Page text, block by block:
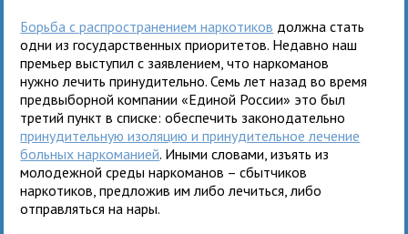
Борьба с распространением наркотиков должна стать
одни из государственных приоритетов. Недавно наш
премьер выступил с заявлением, что наркоманов
нужно лечить принудительно. Семь лет назад во время
предвыборной компании «Единой России» это был
третий пункт в списке: обеспечить законодательно
принудительную изоляцию и принудительное лечение
больных наркоманией. Иными словами, изъять из
молодежной среды наркоманов – сбытчиков
наркотиков, предложив им либо лечиться, либо
отправляться на нары.